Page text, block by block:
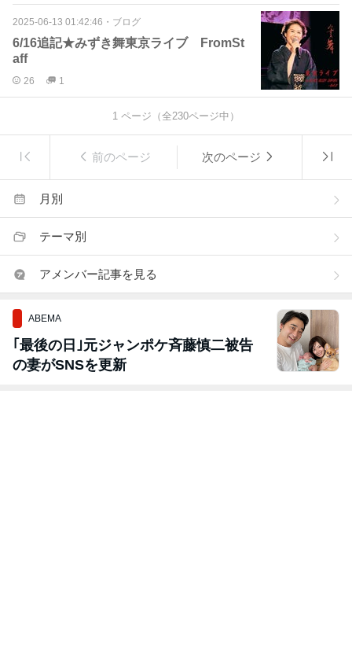
2025-06-13 01:42:46 ・ ブログ
6/16追記★みずき舞東京ライブ FromSt
aff
26 1
1 ページ（全230ページ中）
前のページ 次のページ
月別
テーマ別
アメンバー記事を見る
ABEMA
｢最後の日｣元ジャンポケ斉藤慎二被告
の妻がSNSを更新